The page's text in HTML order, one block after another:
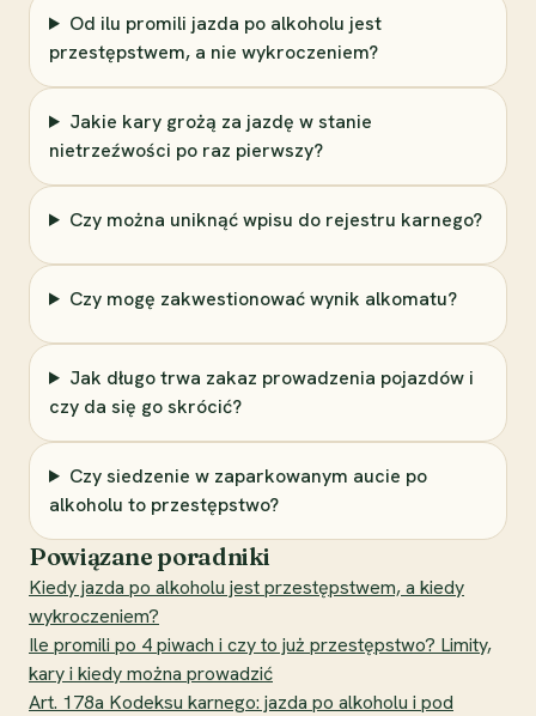
Od ilu promili jazda po alkoholu jest
przestępstwem, a nie wykroczeniem?
Jakie kary grożą za jazdę w stanie
nietrzeźwości po raz pierwszy?
Czy można uniknąć wpisu do rejestru karnego?
Czy mogę zakwestionować wynik alkomatu?
Jak długo trwa zakaz prowadzenia pojazdów i
czy da się go skrócić?
Czy siedzenie w zaparkowanym aucie po
alkoholu to przestępstwo?
Powiązane poradniki
Kiedy jazda po alkoholu jest przestępstwem, a kiedy
wykroczeniem?
Ile promili po 4 piwach i czy to już przestępstwo? Limity,
kary i kiedy można prowadzić
Art. 178a Kodeksu karnego: jazda po alkoholu i pod